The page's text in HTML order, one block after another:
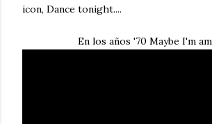
icon, Dance tonight....
En los años '70 Maybe I'm